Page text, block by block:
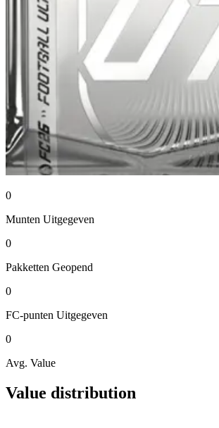
0
Munten Uitgegeven
0
Pakketten Geopend
0
FC-punten Uitgegeven
0
Avg. Value
Value distribution